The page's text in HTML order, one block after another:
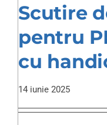
Scutire
pentru
cu
14 iunie 2025